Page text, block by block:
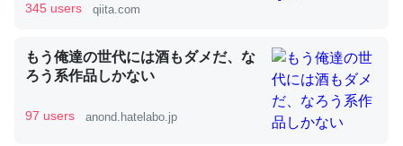
ウチもEchoを実家に置いて４年。でたまに覗いてる。ぼ
ちぼちRingも置こうかと画策中。あと、Googleマップで
位置情報を共有してる。電池残量や充電中かが分かるので
345 users qiita.com
もう俺達の世代には酒もダメだ、な
ろう系作品しかない
97 users anond.hatelabo.jp